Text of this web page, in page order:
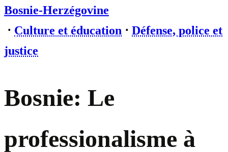
Bosnie-Herzégovine
⋅ Culture et éducation ⋅ Défense, police et
justice
Bosnie: Le
professionalisme à